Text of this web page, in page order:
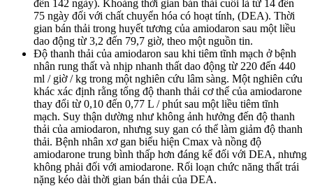
đến 142 ngày). Khoảng thời gian bán thải cuối là từ 14 đến
75 ngày đối với chất chuyển hóa có hoạt tính, (DEA). Thời
gian bán thải trong huyết tương của amiodaron sau một liều
dao động từ 3,2 đến 79,7 giờ, theo một nguồn tin.
Độ thanh thải của amiodaron sau khi tiêm tĩnh mạch ở bệnh
nhân rung thất và nhịp nhanh thất dao động từ 220 đến 440
ml / giờ / kg trong một nghiên cứu lâm sàng. Một nghiên cứu
khác xác định rằng tổng độ thanh thải cơ thể của amiodarone
thay đổi từ 0,10 đến 0,77 L / phút sau một liều tiêm tĩnh
mạch. Suy thận dường như không ảnh hưởng đến độ thanh
thải của amiodaron, nhưng suy gan có thể làm giảm độ thanh
thải. Bệnh nhân xơ gan biểu hiện Cmax và nồng độ
amiodarone trung bình thấp hơn đáng kể đối với DEA, nhưng
không phải đối với amiodarone. Rối loạn chức năng thất trái
nặng kéo dài thời gian bán thải của DEA.